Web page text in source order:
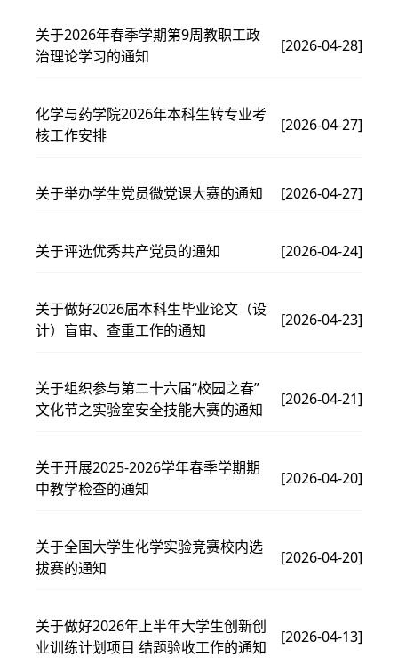
关于2026年春季学期第9周教职工政
治理论学习的通知
[2026-04-28]
化学与药学院2026年本科生转专业考
核工作安排
[2026-04-27]
关于举办学生党员微党课大赛的通知 [2026-04-27]
关于评选优秀共产党员的通知 [2026-04-24]
关于做好2026届本科生毕业论文（设
计）盲审、查重工作的通知
[2026-04-23]
关于组织参与第二十六届“校园之春”
文化节之实验室安全技能大赛的通知
[2026-04-21]
关于开展2025-2026学年春季学期期
中教学检查的通知
[2026-04-20]
关于全国大学生化学实验竞赛校内选
拔赛的通知
[2026-04-20]
关于做好2026年上半年大学生创新创
业训练计划项目 结题验收工作的通知
[2026-04-13]